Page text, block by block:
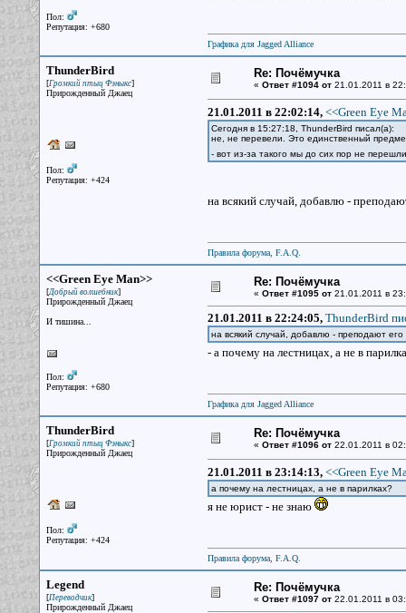
Пол:
Репутация: +680
Графика для Jagged Alliance
ThunderBird
[Громкий птыц Фэныкс]
Прирожденный Джаец
Пол:
Репутация: +424
Re: Почёмучка
« Ответ #1094 от21.01.2011 в
21.01.2011 в 22:02:14, <<Green Eye
Сегодня в 15:27:18, ThunderBird писал(a):
не, не перевели. Это единственный
- вот из-за такого мы до сих пор не
на всякий случай, добавлю -
Правила форума, F.A.Q.
<<Green Eye Man>>
[Добрый волшебник]
Прирожденный Джаец
И тишина...
Пол:
Репутация: +680
Re: Почёмучка
« Ответ #1095 от21.01.2011 в
21.01.2011 в 22:24:05, ThunderBird
на всякий случай, добавлю - преподают его
- а почему на лестницах, а не в
Графика для Jagged Alliance
ThunderBird
[Громкий птыц Фэныкс]
Прирожденный Джаец
Пол:
Репутация: +424
Re: Почёмучка
« Ответ #1096 от22.01.2011 в
21.01.2011 в 23:14:13, <<Green Eye
а почему на лестницах, а не в парилках?
я не юрист - не знаю
Правила форума, F.A.Q.
Legend
[Переводчик]
Прирожденный Джаец
Re: Почёмучка
« Ответ #1097 от22.01.2011 в